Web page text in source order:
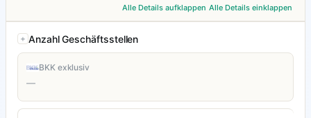
Alle Details aufklappen Alle Details einklappen
Anzahl Geschäftsstellen
BKK exklusiv
—